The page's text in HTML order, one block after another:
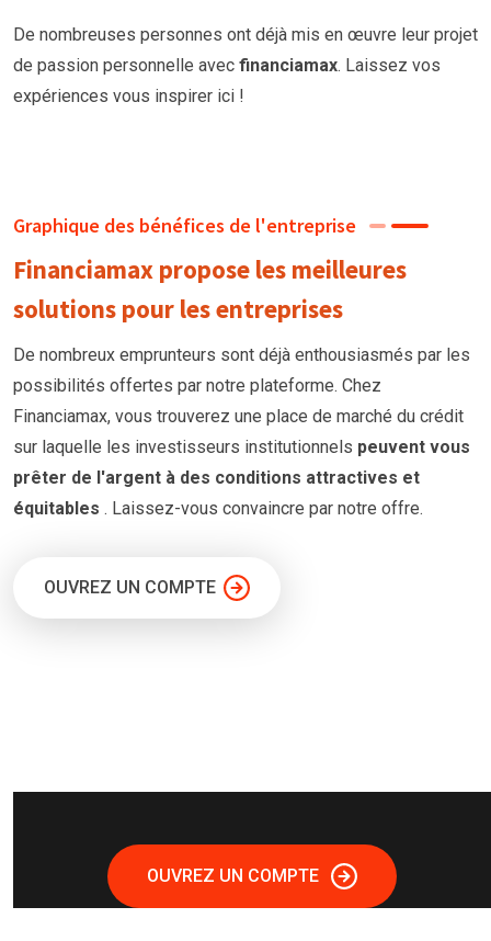
De nombreuses personnes ont déjà mis en œuvre leur projet
de passion personnelle avec financiamax. Laissez vos
expériences vous inspirer ici !
Graphique des bénéfices de l'entreprise
Financiamax propose les meilleures
solutions pour les entreprises
De nombreux emprunteurs sont déjà enthousiasmés par les
possibilités offertes par notre plateforme. Chez
Financiamax, vous trouverez une place de marché du crédit
sur laquelle les investisseurs institutionnels peuvent vous
prêter de l'argent à des conditions attractives et
équitables . Laissez-vous convaincre par notre offre.
OUVREZ UN COMPTE
OUVREZ UN COMPTE